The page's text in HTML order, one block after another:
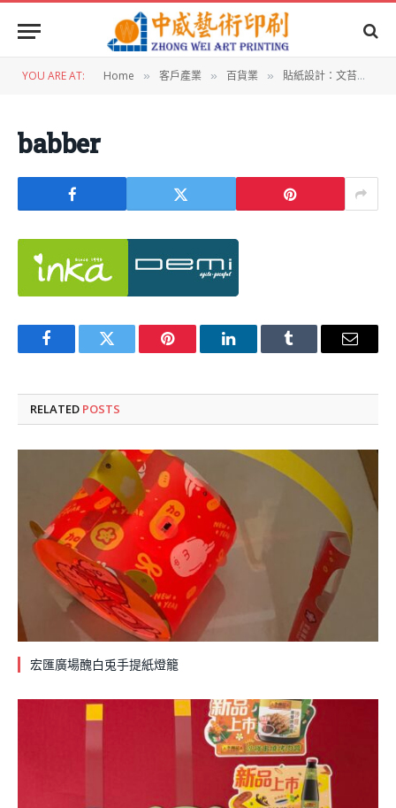
YOU ARE AT: Home » 客戶產業 » 百貨業 » 貼紙設計：文苔貼紙
babber
FacebookTwitter Pinterest LinkedInTumblr Email
RELATED POSTS
宏匯廣場醜白兎手提紙燈籠